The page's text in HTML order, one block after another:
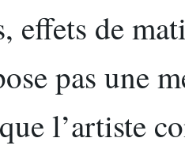
effets de
pas une
l’artiste